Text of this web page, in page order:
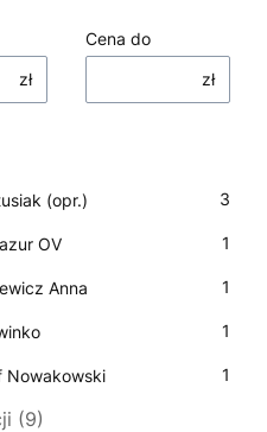
zł
Cena do
zł
(opr.) 3
OV 1
Anna 1
1
Nowakowski 1
(9)